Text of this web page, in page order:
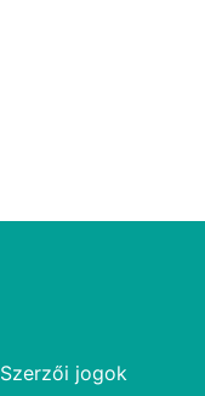
Szerzői jogok